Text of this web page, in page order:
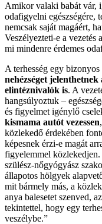
Amikor valaki babát vár,
odafigyelni egészségére,
nemcsak saját magáért,
Veszélyezteti-e a vezetés
mi mindenre érdemes
A terhesség egy
nehézséget
elintéznivalók is. A
hangsúlyoztuk –
és figyelmet igénylő
kismama autót vezessen
közlekedő érdekében
képesnek érzi-e magát
figyelemmel
szülész-nőgyógyász
állapotos hölgyek
mit bármely más, a
anya balesetet szenved,
tekintettel, hogy egy
veszélybe.”